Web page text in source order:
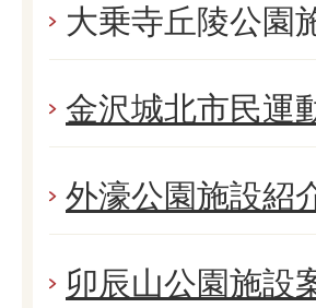
大乗寺丘陵公園
金沢城北市民運
外濠公園施設紹
卯辰山公園施設